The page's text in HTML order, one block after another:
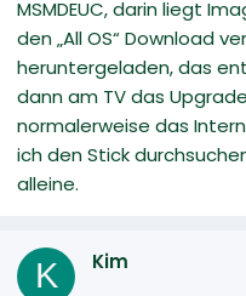
MSMDEUC, darin liegt
den „All OS“ Download
heruntergeladen, das
dann am TV das
normalerweise das
ich den Stick
alleine.
K Kim